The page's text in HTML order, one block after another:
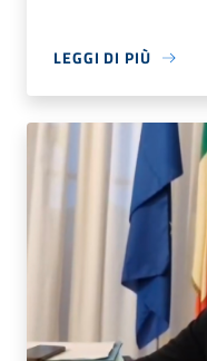
LEGGI DI PIÙ